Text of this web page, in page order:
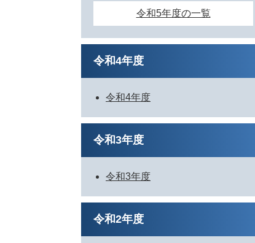
令和5年度の一覧
令和4年度
令和4年度
令和3年度
令和3年度
令和2年度